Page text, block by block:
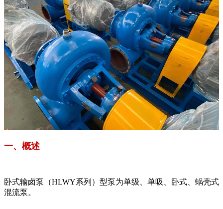
一、概述
卧式输卤泵（HLWY系列）型泵为单级、单吸、卧式、蜗壳式
混流泵。